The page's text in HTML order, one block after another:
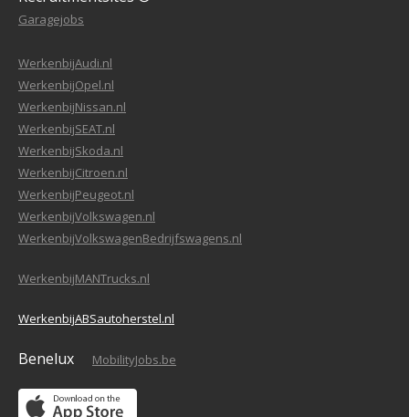
Garagejobs
WerkenbijAudi.nl
WerkenbijOpel.nl
WerkenbijNissan.nl
WerkenbijSEAT.nl
WerkenbijSkoda.nl
WerkenbijCitroen.nl
WerkenbijPeugeot.nl
WerkenbijVolkswagen.nl
WerkenbijVolkswagenBedrijfswagens.nl
WerkenbijMANTrucks.nl
WerkenbijABSautoherstel.nl
Benelux MobilityJobs.be